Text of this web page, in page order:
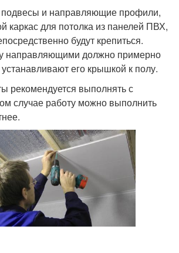
подвесы и направляющие профили,
каркас для потолка из панелей ПВХ,
будут крепиться.
направляющими должно примерно
его крышкой к полу.
рекомендуется выполнять с
случае работу можно выполнить